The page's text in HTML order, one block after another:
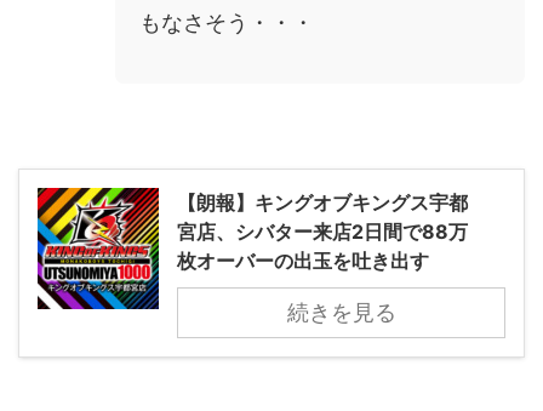
もなさそう・・・
【朗報】キングオブキングス宇都
宮店、シバター来店2日間で88万
枚オーバーの出玉を吐き出す
続きを見る